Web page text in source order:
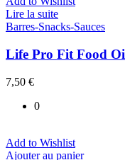
Lire la suite
Barres-Snacks-Sauces
Life Pro Fit Food
7,50 €
0
Add to Wishlist
Ajouter au panier